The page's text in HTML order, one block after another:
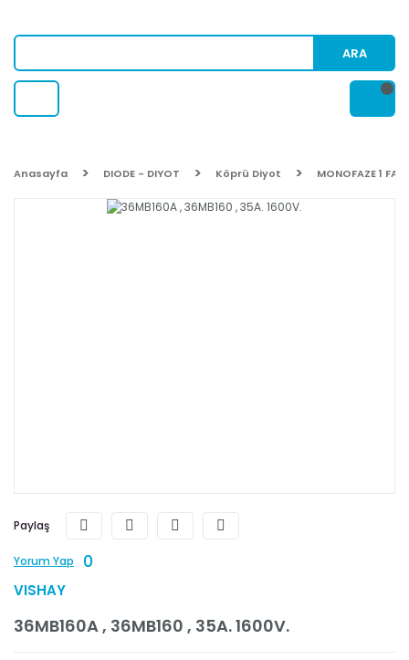
ARA
Anasayfa DIODE - DIYOT Köprü Diyot MONOFAZE 1
Paylaş
Yorum Yap 0
VISHAY
36MB160A , 36MB160 , 35A. 1600V.